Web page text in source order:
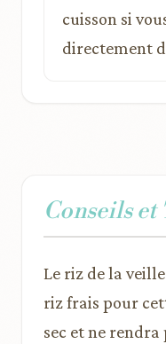
cuisson si
directement
Conseils et
Le riz de la
riz frais pour
sec et ne rendra